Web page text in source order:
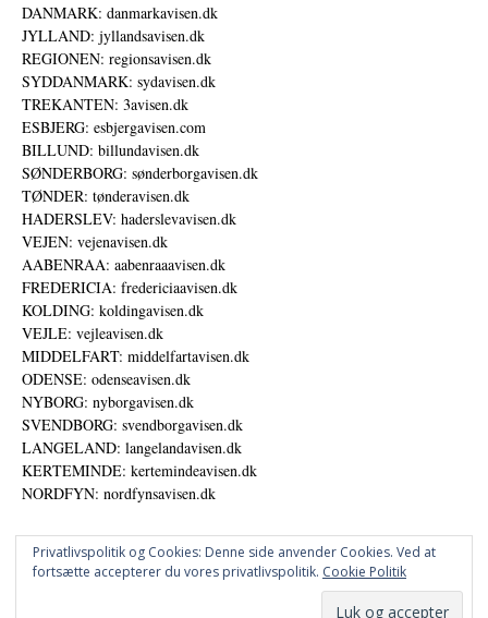
DANMARK: danmarkavisen.dk
JYLLAND: jyllandsavisen.dk
REGIONEN: regionsavisen.dk
SYDDANMARK: sydavisen.dk
TREKANTEN: 3avisen.dk
ESBJERG: esbjergavisen.com
BILLUND: billundavisen.dk
SØNDERBORG: sønderborgavisen.dk
TØNDER: tønderavisen.dk
HADERSLEV: haderslevavisen.dk
VEJEN: vejenavisen.dk
AABENRAA: aabenraaavisen.dk
FREDERICIA: fredericiaavisen.dk
KOLDING: koldingavisen.dk
VEJLE: vejleavisen.dk
MIDDELFART: middelfartavisen.dk
ODENSE: odenseavisen.dk
NYBORG: nyborgavisen.dk
SVENDBORG: svendborgavisen.dk
LANGELAND: langelandavisen.dk
KERTEMINDE: kertemindeavisen.dk
NORDFYN: nordfynsavisen.dk
Privatlivspolitik og Cookies: Denne side anvender Cookies. Ved at
fortsætte accepterer du vores privatlivspolitik. Cookie Politik